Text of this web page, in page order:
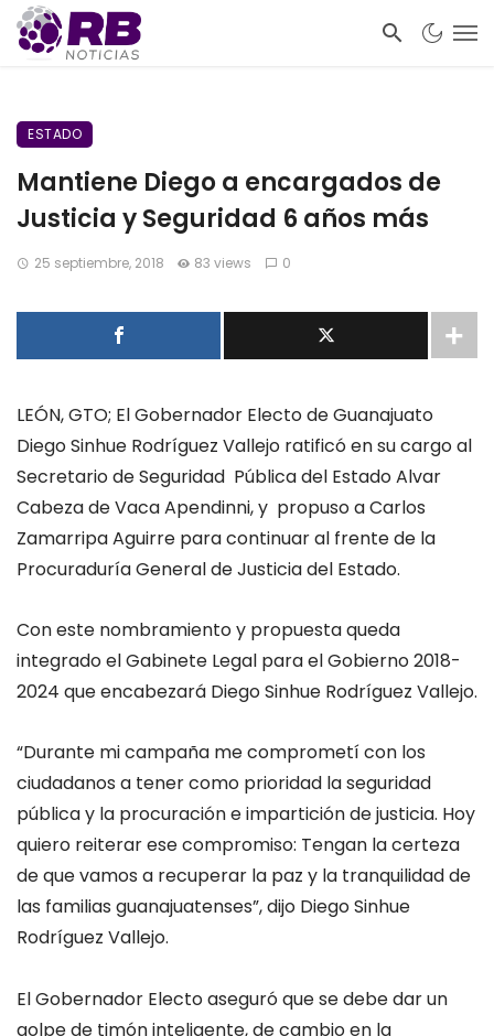
ESTADO
Mantiene Diego a encargados de
Justicia y Seguridad 6 años más
25 septiembre, 2018 83 views 0
LEÓN, GTO; El Gobernador Electo de Guanajuato
Diego Sinhue Rodríguez Vallejo ratificó en su cargo al
Secretario de Seguridad Pública del Estado Alvar
Cabeza de Vaca Apendinni, y propuso a Carlos
Zamarripa Aguirre para continuar al frente de la
Procuraduría General de Justicia del Estado.
Con este nombramiento y propuesta queda
integrado el Gabinete Legal para el Gobierno 2018-
2024 que encabezará Diego Sinhue Rodríguez Vallejo.
“Durante mi campaña me comprometí con los
ciudadanos a tener como prioridad la seguridad
pública y la procuración e impartición de justicia. Hoy
quiero reiterar ese compromiso: Tengan la certeza
de que vamos a recuperar la paz y la tranquilidad de
las familias guanajuatenses”, dijo Diego Sinhue
Rodríguez Vallejo.
El Gobernador Electo aseguró que se debe dar un
golpe de timón inteligente, de cambio en la